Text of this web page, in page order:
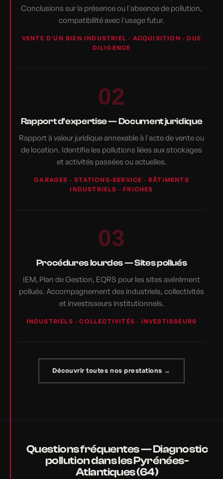
Conclusions sur la présence ou l'absence de pollution,
compatibilité avec l'usage futur.
VENTE D'UN BIEN INDUSTRIEL · ACQUISITION · DUE
DILIGENCE
02
Rapport d'expertise — Document juridique
Rapport à valeur juridique annexable à l'acte de vente ou
de location. Identifie les pollutions liées aux stockages
et activités passées ou actuelles.
GARAGES · STATIONS-SERVICE · BÂTIMENTS
INDUSTRIELS · FRICHES
03
Procédures lourdes — Sites pollués
IEM, Plan de Gestion, EQRS pour les sites avérément
pollués. Accompagnement des industriels, collectivités
et investisseurs institutionnels.
INDUSTRIELS · COLLECTIVITÉS · INVESTISSEURS
Découvrir toutes nos prestations →
Questions fréquentes — Diagnostic
pollution dans les Pyrénées-
Atlantiques (64)